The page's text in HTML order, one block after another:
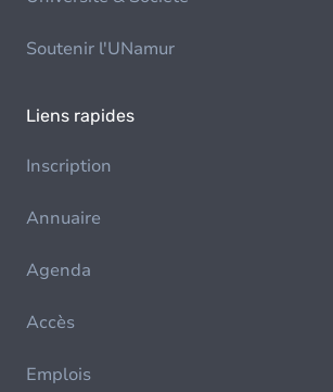
Soutenir l'UNamur
Liens rapides
Inscription
Annuaire
Agenda
Accès
Emplois